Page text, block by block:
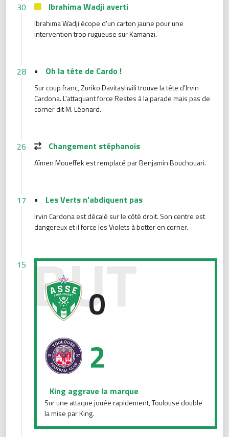
30 Ibrahima Wadji averti
Ibrahima Wadji écope d'un carton jaune pour une
intervention trop rugueuse sur Kamanzi.
28 • Oh la tête de Cardo !
Sur coup franc, Zuriko Davitashvili trouve la tête d'Irvin
Cardona. L'attaquant force Restes à la parade mais pas de
corner dit M. Léonard.
26 Changement stéphanois
Aïmen Moueffek est remplacé par Benjamin Bouchouari.
17 • Les Verts n'abdiquent pas
Irvin Cardona est décalé sur le côté droit. Son centre est
dangereux et il force les Violets à botter en corner.
15 King aggrave la marque
0
2
King aggrave la marque
Sur une attaque jouée rapidement, Toulouse double
la mise par King.